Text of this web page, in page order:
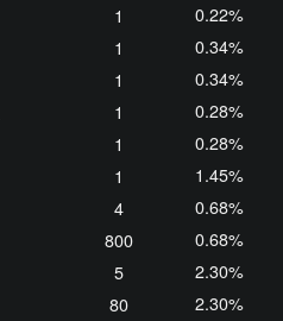
1
0.22%
1
0.34%
1
0.34%
1
0.28%
1
0.28%
1
1.45%
4
0.68%
800
0.68%
5
2.30%
80
2.30%